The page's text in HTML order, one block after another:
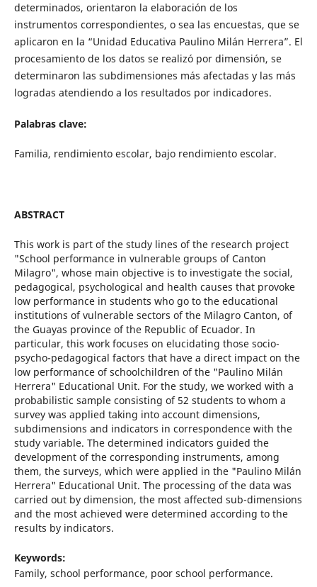
determinados, orientaron la elaboración de los
instrumentos correspondientes, o sea las encuestas, que se
aplicaron en la “Unidad Educativa Paulino Milán Herrera”. El
procesamiento de los datos se realizó por dimensión, se
determinaron las subdimensiones más afectadas y las más
logradas atendiendo a los resultados por indicadores.
Palabras clave:
Familia, rendimiento escolar, bajo rendimiento escolar.
ABSTRACT
This work is part of the study lines of the research project
"School performance in vulnerable groups of Canton
Milagro", whose main objective is to investigate the social,
pedagogical, psychological and health causes that provoke
low performance in students who go to the educational
institutions of vulnerable sectors of the Milagro Canton, of
the Guayas province of the Republic of Ecuador. In
particular, this work focuses on elucidating those socio-
psycho-pedagogical factors that have a direct impact on the
low performance of schoolchildren of the "Paulino Milán
Herrera" Educational Unit. For the study, we worked with a
probabilistic sample consisting of 52 students to whom a
survey was applied taking into account dimensions,
subdimensions and indicators in correspondence with the
study variable. The determined indicators guided the
development of the corresponding instruments, among
them, the surveys, which were applied in the "Paulino Milán
Herrera" Educational Unit. The processing of the data was
carried out by dimension, the most affected sub-dimensions
and the most achieved were determined according to the
results by indicators.
Keywords:
Family, school performance, poor school performance.